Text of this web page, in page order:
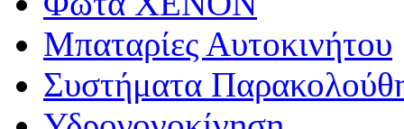
Μπαταρίες Αυτοκινήτου
Συστήματα